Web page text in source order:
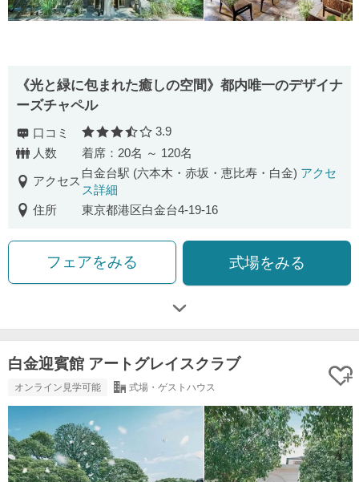
《光と緑に包まれた癒しの空間》都内唯一のデザイナ
ーズチャペル
口コミ 口コミ評価
3.9
人数
着席：20名 ～ 120名
アクセス
白金台駅 (六本木・赤坂・恵比寿・白金) アクセ
ス詳細
住所
東京都港区白金台4-19-16
フェアをみる 式場をみる
白金迎賓館 アートグレイスクラブ
オンライン見学可能 式場・ゲストハウス